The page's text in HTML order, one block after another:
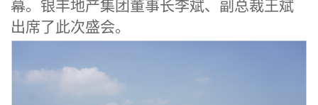
幕。 银丰地产集团董事长李斌、副总裁王斌
出席了此次盛会。